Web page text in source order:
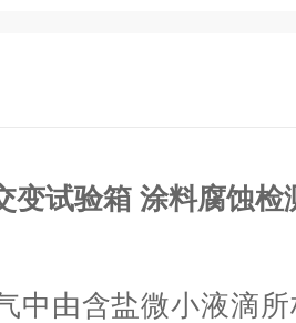
变试验箱 涂料腐蚀检
中由含盐微小液滴